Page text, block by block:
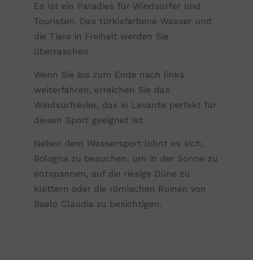
Es ist ein Paradies für Windsurfer und
Touristen. Das türkisfarbene Wasser und
die Tiere in Freiheit werden Sie
überraschen.
Wenn Sie bis zum Ende nach links
weiterfahren, erreichen Sie das
Windsurfrevier, das in Levante perfekt für
diesen Sport geeignet ist.
Neben dem Wassersport lohnt es sich,
Bologna zu besuchen, um in der Sonne zu
entspannen, auf die riesige Düne zu
klettern oder die römischen Ruinen von
Baelo Claudia zu besichtigen.